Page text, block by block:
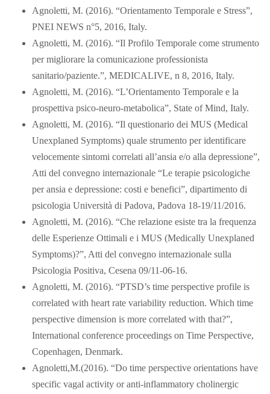
Agnoletti, M. (2016). “Orientamento Temporale e Stress”,
PNEI NEWS n°5, 2016, Italy.
Agnoletti, M. (2016). “Il Profilo Temporale come strumento
per migliorare la comunicazione professionista
sanitario/paziente.”, MEDICALIVE, n 8, 2016, Italy.
Agnoletti, M. (2016). “L’Orientamento Temporale e la
prospettiva psico-neuro-metabolica”, State of Mind, Italy.
Agnoletti, M. (2016). “Il questionario dei MUS (Medical
Unexplaned Symptoms) quale strumento per identificare
velocemente sintomi correlati all’ansia e/o alla depressione”,
Atti del convegno internazionale “Le terapie psicologiche
per ansia e depressione: costi e benefici”, dipartimento di
psicologia Università di Padova, Padova 18-19/11/2016.
Agnoletti, M. (2016). “Che relazione esiste tra la frequenza
delle Esperienze Ottimali e i MUS (Medically Unexplaned
Symptoms)?”, Atti del convegno internazionale sulla
Psicologia Positiva, Cesena 09/11-06-16.
Agnoletti, M. (2016). “PTSD’s time perspective profile is
correlated with heart rate variability reduction. Which time
perspective dimension is more correlated with that?”,
International conference proceedings on Time Perspective,
Copenhagen, Denmark.
Agnoletti,M.(2016). “Do time perspective orientations have
specific vagal activity or anti-inflammatory cholinergic